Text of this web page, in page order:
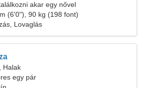
akar egy nővel
(6'0"), 90 kg (198 font)
Lovaglás
Halak
egy pár